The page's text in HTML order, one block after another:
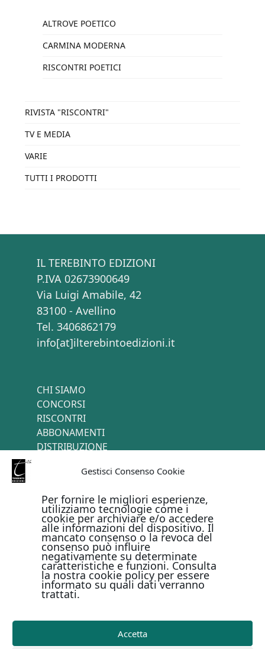
Gestisci Consenso Cookie
Per fornire le migliori esperienze,
utilizziamo tecnologie come i
cookie per archiviare e/o accedere
alle informazioni del dispositivo. Il
mancato consenso o la revoca del
consenso può influire
negativamente su determinate
caratteristiche e funzioni. Consulta
la nostra cookie policy per essere
informato su quali dati verranno
trattati.
Accetta
ALTROVE POETICO
CARMINA MODERNA
RISCONTRI POETICI
RIVISTA "RISCONTRI"
TV E MEDIA
VARIE
TUTTI I PRODOTTI
IL TEREBINTO EDIZIONI
P.IVA 02673900649
Via Luigi Amabile, 42
83100 - Avellino
Tel. 3406862179
info[at]ilterebintoedizioni.it
CHI SIAMO
CONCORSI
RISCONTRI
ABBONAMENTI
DISTRIBUZIONE
PAGAMENTI ONLINE CON
Metodi di pagamento